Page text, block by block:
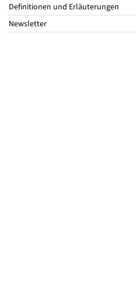
Definitionen und Erläuterungen
Newsletter